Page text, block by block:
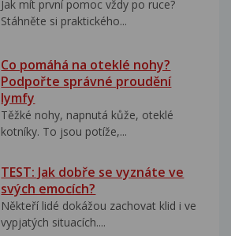
Jak mít první pomoc vždy po ruce?
Stáhněte si praktického...
Co pomáhá na oteklé nohy?
Podpořte správné proudění
lymfy
Těžké nohy, napnutá kůže, oteklé
kotníky. To jsou potíže,...
TEST: Jak dobře se vyznáte ve
svých emocích?
Někteří lidé dokážou zachovat klid i ve
vypjatých situacích....